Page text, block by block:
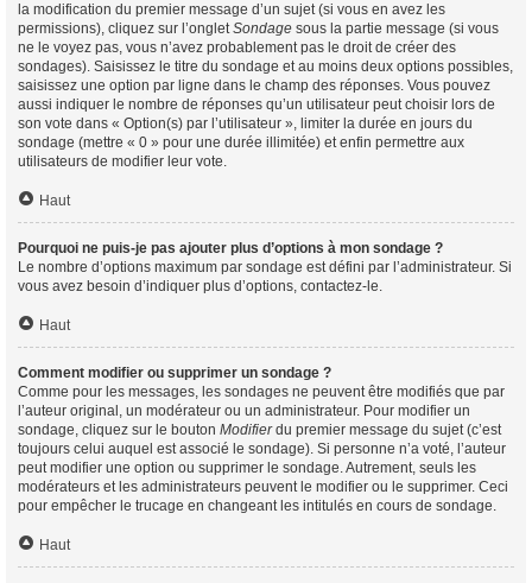
la modification du premier message d’un sujet (si vous en avez les
permissions), cliquez sur l’ongletSondage sous la partie message (si vous
ne le voyez pas, vous n’avez probablement pas le droit de créer des
sondages). Saisissez le titre du sondage et au moins deux options possibles,
saisissez une option par ligne dans le champ des réponses. Vous pouvez
aussi indiquer le nombre de réponses qu’un utilisateur peut choisir lors de
son vote dans « Option(s) par l’utilisateur », limiter la durée en jours du
sondage (mettre « 0 » pour une durée illimitée) et enfin permettre aux
utilisateurs de modifier leur vote.
Haut
Pourquoi ne puis-je pas ajouter plus d’options à mon sondage ?
Le nombre d’options maximum par sondage est défini par l’administrateur. Si
vous avez besoin d’indiquer plus d’options, contactez-le.
Haut
Comment modifier ou supprimer un sondage ?
Comme pour les messages, les sondages ne peuvent être modifiés que par
l’auteur original, un modérateur ou un administrateur. Pour modifier un
sondage, cliquez sur le bouton Modifierdu premier message du sujet (c’est
toujours celui auquel est associé le sondage). Si personne n’a voté, l’auteur
peut modifier une option ou supprimer le sondage. Autrement, seuls les
modérateurs et les administrateurs peuvent le modifier ou le supprimer. Ceci
pour empêcher le trucage en changeant les intitulés en cours de sondage.
Haut